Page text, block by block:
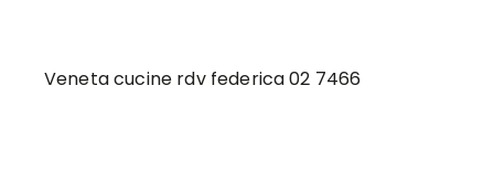
Veneta cucine rdv federica 02 7466